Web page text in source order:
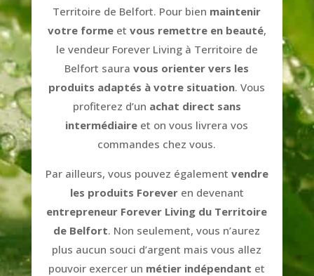
Territoire de Belfort. Pour bien maintenir
votre formeet vous remettre en beauté,
le vendeur Forever Living à Territoire de
Belfort sauravous orienter vers les
produits adaptés à votre situation. Vous
profiterez d’un achat direct sans
intermédiaire et on vous livrera vos
commandes chez vous.
Par ailleurs, vous pouvez également vendre
les produits Foreveren devenant
entrepreneur Forever Living du Territoire
de Belfort. Non seulement, vous n’aurez
plus aucun souci d’argent mais vous allez
pouvoir exercer un métier indépendant et